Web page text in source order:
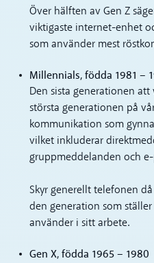
Över hälften av Gen Z
viktigaste internet-enhet
som använder mest
Millennials, födda 1981 –
Den sista generationen
största generationen på
kommunikation som
vilket inkluderar
gruppmeddelanden och
Skyr generellt telefonen
den generation som
använder i sitt arbete.
Gen X, födda 1965 – 1980